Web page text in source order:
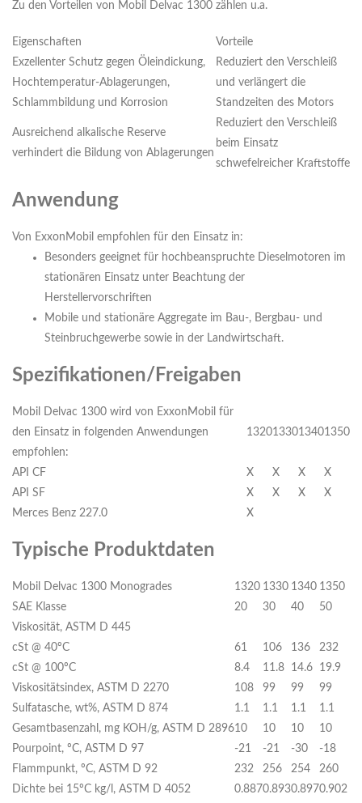
Zu den Vorteilen von Mobil Delvac 1300 zählen u.a.
Eigenschaften
Vorteile
Exzellenter Schutz gegen Öleindickung,
Hochtemperatur-Ablagerungen,
Schlammbildung und Korrosion
Reduziert den Verschleiß
und verlängert die
Standzeiten des Motors
Ausreichend alkalische Reserve
verhindert die Bildung von Ablagerungen
Reduziert den Verschleiß
beim Einsatz
schwefelreicher Kraftstoffe
Anwendung
Von ExxonMobil empfohlen für den Einsatz in:
Besonders geeignet für hochbeanspruchte Dieselmotoren im
stationären Einsatz unter Beachtung der
Herstellervorschriften
Mobile und stationäre Aggregate im Bau-, Bergbau- und
Steinbruchgewerbe sowie in der Landwirtschaft.
Spezifikationen/Freigaben
Mobil Delvac 1300 wird von ExxonMobil für
den Einsatz in folgenden Anwendungen
empfohlen:
1320133013401350
API CF X X X
X
API SF
X X X
X
Merces Benz 227.0
X
Typische Produktdaten
Mobil Delvac 1300 Monogrades 1320 1330 1340 1350
SAE Klasse
20 30 40
50
Viskosität, ASTM D 445
cSt @ 40ºC
61 106 136
232
cSt @ 100ºC
8.4 11.8 14.6
19.9
Viskositätsindex, ASTM D 2270
108 99 99
99
Sulfatasche, wt%, ASTM D 874
1.1 1.1 1.1
1.1
Gesamtbasenzahl, mg KOH/g, ASTM D 289610 10 10
10
Pourpoint, ºC, ASTM D 97
-21 -21 -30
-18
Flammpunkt, ºC, ASTM D 92
232 256 254
260
Dichte bei 15ºC kg/l, ASTM D 4052
0.8870.8930.8970.902